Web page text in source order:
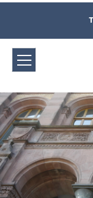
Amtsgericht
Direkt zum Inhalt
Leichte
und